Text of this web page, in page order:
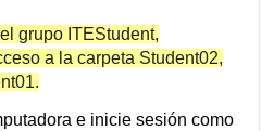
grupo ITEStudent,
a la carpeta Student02,
e inicie sesión como